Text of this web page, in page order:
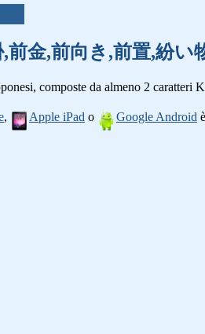
金,前向き,前置,紛い
composte da almeno 2 caratteri
, Apple iPad o Google Android